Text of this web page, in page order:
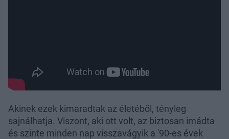
Akinek ezek kimaradtak az életéből, tényleg
sajnálhatja. Viszont, aki ott volt, az biztosan imádta
és szinte minden nap visszavágyik a '90-es évek